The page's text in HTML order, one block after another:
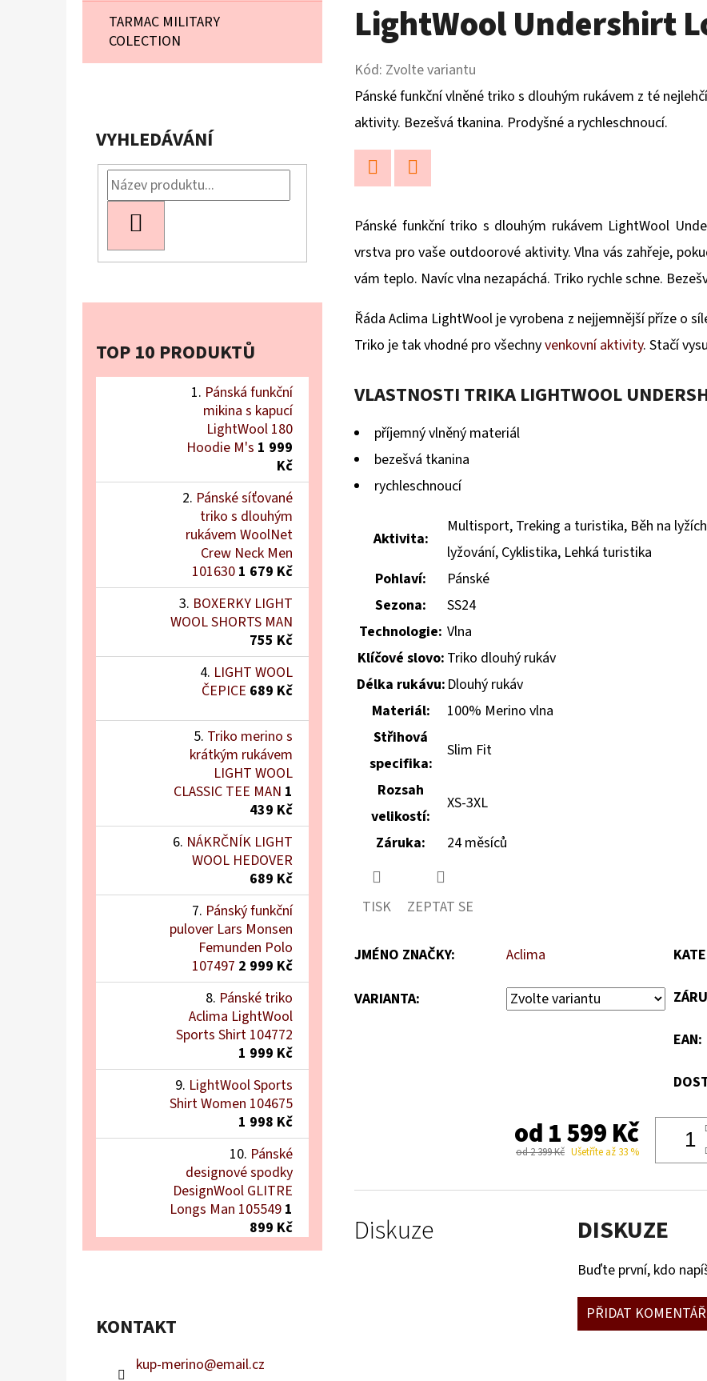
TARMAC MILITARY
COLECTION
VYHLEDÁVÁNÍ
TOP 10 PRODUKTŮ
Pánská funkční
mikina s kapucí
LightWool 180
Hoodie M's 1 999
Kč
Pánské síťované
triko s dlouhým
rukávem WoolNet
Crew Neck Men
101630 1 679 Kč
BOXERKY LIGHT
WOOL SHORTS MAN
755 Kč
LIGHT WOOL
ČEPICE 689 Kč
Triko merino s
krátkým rukávem
LIGHT WOOL
CLASSIC TEE MAN 1
439 Kč
NÁKRČNÍK LIGHT
WOOL HEDOVER
689 Kč
Pánský funkční
pulover Lars Monsen
Femunden Polo
107497 2 999 Kč
Pánské triko
Aclima LightWool
Sports Shirt 104772
1 999 Kč
LightWool Sports
Shirt Women 104675
1 998 Kč
Pánské
designové spodky
DesignWool GLITRE
Longs Man 105549 1
899 Kč
KONTAKT
kup-merino@email.cz
LightWool Undershirt
Kód: Zvolte variantu
Pánské funkční vlněné triko s dlouhým rukávem z té
aktivity. Bezešvá tkanina. Prodyšné a rychleschnoucí.
Pánské funkční triko s dlouhým rukávem LightWool
vrstva pro vaše outdoorové aktivity. Vlna vás zahřeje,
vám teplo. Navíc vlna nezapáchá. Triko rychle schne.
Řáda Aclima LightWool je vyrobena z nejjemnější příze o
Triko je tak vhodné pro všechnyvenkovní aktivity. Stačí
VLASTNOSTI TRIKA LIGHTWOOL
příjemný vlněný materiál
bezešvá tkanina
rychleschnoucí
Aktivita:
Multisport, Treking a turistika, Běh na
lyžování, Cyklistika, Lehká turistika
Pohlaví:
Pánské
Sezona:
SS24
Technologie: Vlna
Klíčové slovo: Triko dlouhý rukáv
Délka rukávu: Dlouhý rukáv
Materiál:
100% Merino vlna
Střihová
specifika:
Slim Fit
Rozsah
velikostí:
XS-3XL
Záruka:
24 měsíců
TISK ZEPTAT SE
JMÉNO ZNAČKY: Aclima
VARIANTA:
EAN:
od1 599 Kč
od 2 399 Kč Ušetříte až 33 %
Diskuze DISKUZE
Buďte první, kdo
PŘIDAT KOMENTÁŘ